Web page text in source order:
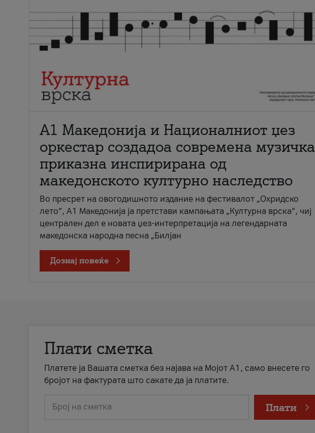
А1 Македонија и Националниот џез
оркестар создадоа современа музичка
приказна инспирирана од
македонското културно наследство
Во пресрет на овогодишното издание на фестивалот „Охридско
лето“, А1 Македонија ја претстави кампањата „Културна врска“, чиј
централен дел е новата џез-интерпретација на легендарната
македонска народна песна „Билјан
Дознај повеќе
Плати сметка
Платете ја Вашата сметка без најава на Мојот А1, само внесете го
бројот на фактурата што сакате да ја платите.
Број на сметка Плати